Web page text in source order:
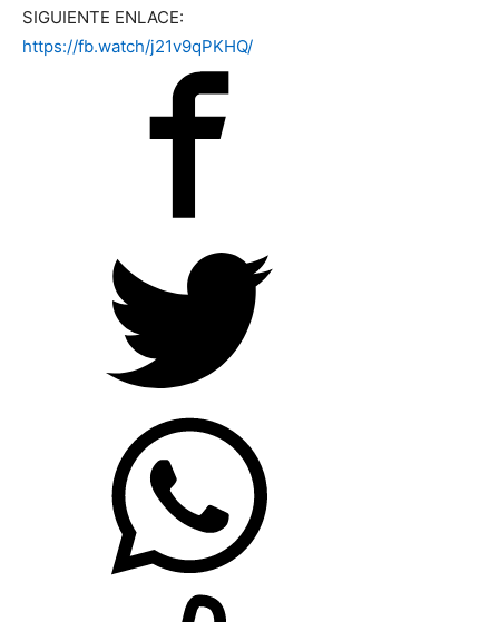
SIGUIENTE ENLACE:
https://fb.watch/j21v9qPKHQ/